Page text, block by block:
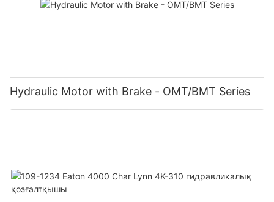
Hydraulic Motor with Brake - OMT/BMT Series